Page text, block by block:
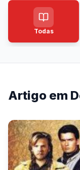
Todas
Artigo em